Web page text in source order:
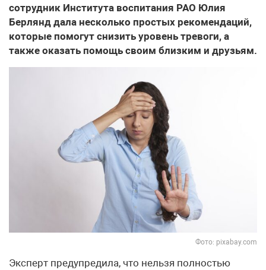
сотрудник Института воспитания РАО Юлия
Берлянд дала несколько простых рекомендаций,
которые помогут снизить уровень тревоги, а
также оказать помощь своим близким и друзьям.
Фото: pixabay.com
Эксперт предупредила, что нельзя полностью